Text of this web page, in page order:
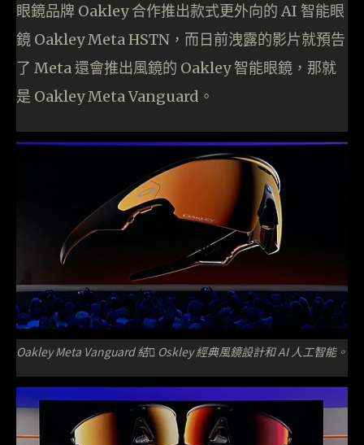
眼鏡品牌 Oakley 合作推出款式更外向的 AI 智能眼
鏡 Oakley Meta HSTN，而日前洩露的影片就預告
了 Meta 還會推出風鏡的 Oakley 智能眼鏡，那就
是 Oakley Meta Vanguard。
Oakley Meta Vanguard 結𠆻 Oskley 經典風鏡設計和 AI 人工智能。